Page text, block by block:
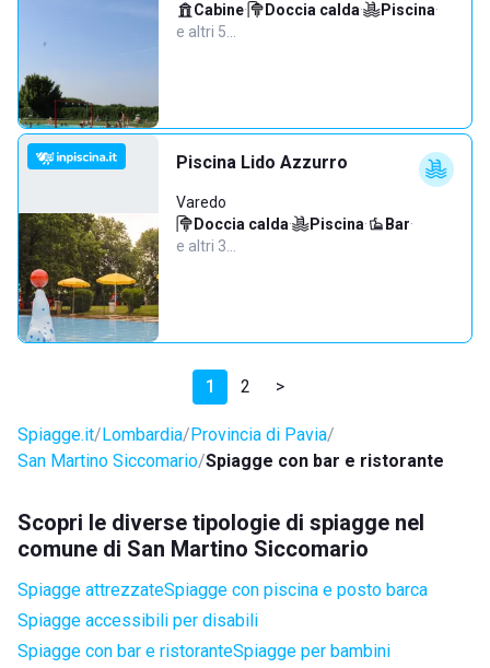
Cabine· Doccia calda· Piscina·
e altri 5…
Piscina Lido Azzurro
Varedo
Doccia calda· Piscina· Bar·
e altri 3…
1 2 >
Spiagge.it Lombardia Provincia di Pavia
San Martino Siccomario Spiagge con bar e ristorante
Scopri le diverse tipologie di spiagge nel
comune di San Martino Siccomario
Spiagge attrezzateSpiagge con piscina e posto barca
Spiagge accessibili per disabili
Spiagge con bar e ristoranteSpiagge per bambini